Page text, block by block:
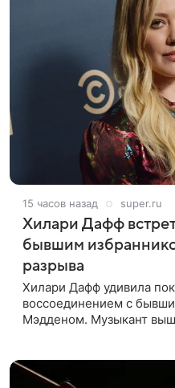
15 часов назад super.ru
Хилари Дафф
бывшим
разрыва
Хилари Дафф удивила
воссоединением с
Мэдденом. Музыкант